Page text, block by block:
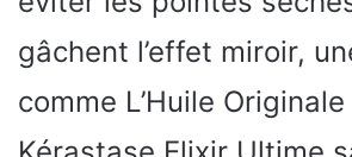
gâchent l’effet miroir,
comme L’Huile